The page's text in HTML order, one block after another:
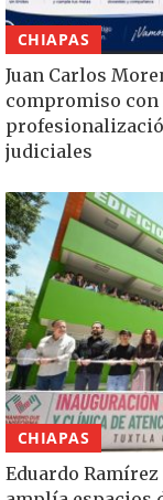
CHIAPAS
Juan Carlos
compromiso
judiciales
CHIAPAS
Eduardo